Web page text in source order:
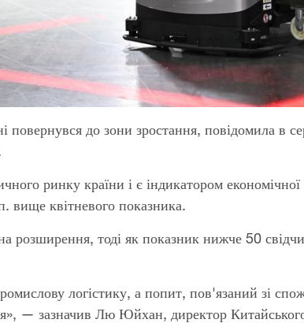
повернувся до зони зростання, повідомила в
ринку країни і є індикатором
вище квітневого показника.
розширення, тоді як показник нижче 50
логістику, а попит, пов'язаний зі
— зазначив Лю Юйхан, директор